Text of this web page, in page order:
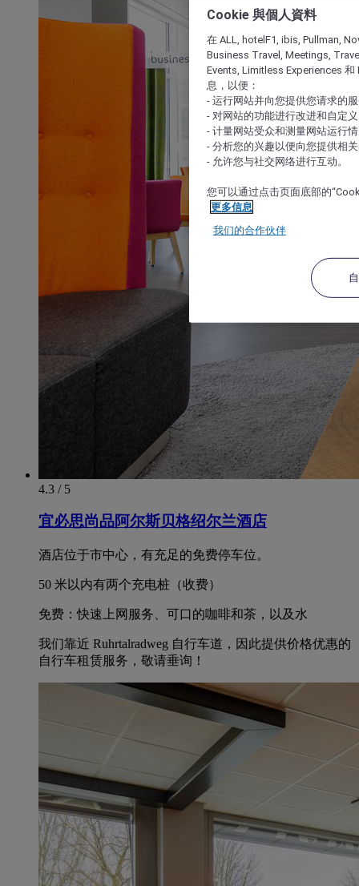
4.3 / 5
宜必思尚品阿尔斯贝格绍尔兰酒店
酒店位于市中心，有充足的免费停车位。
50 米以内有两个充电桩（收费）
免费：快速上网服务、可口的咖啡和茶，以及水
我们靠近 Ruhrtalradweg 自行车道，因此提供价格优惠的
自行车租赁服务，敬请垂询！
Cookie 與個人資料
在 ALL, hotelF1, ibis, Pullman,
Business Travel, Meetings,
Events, Limitless Experiences 和
息，以便：
- 运行网站并向您提供您请求的
- 对网站的功能进行改进和自定义
- 计量网站受众和测量网站运行
- 分析您的兴趣以便向您提供相
- 允许您与社交网络进行互动。
您可以通过点击页面底部的
更多信息
我们的合作伙伴